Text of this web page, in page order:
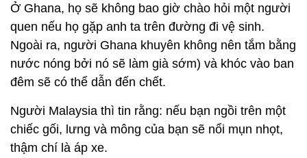
Ở Ghana, họ sẽ không bao giờ chào hỏi một người
quen nếu họ gặp anh ta trên đường đi vệ sinh.
Ngoài ra, người Ghana khuyên không nên tắm bằng
nước nóng bởi nó sẽ làm già sớm) và khóc vào ban
đêm sẽ có thể dẫn đến chết.
Người Malaysia thì tin rằng: nếu bạn ngồi trên một
chiếc gối, lưng và mông của bạn sẽ nổi mụn nhọt,
thậm chí là áp xe.